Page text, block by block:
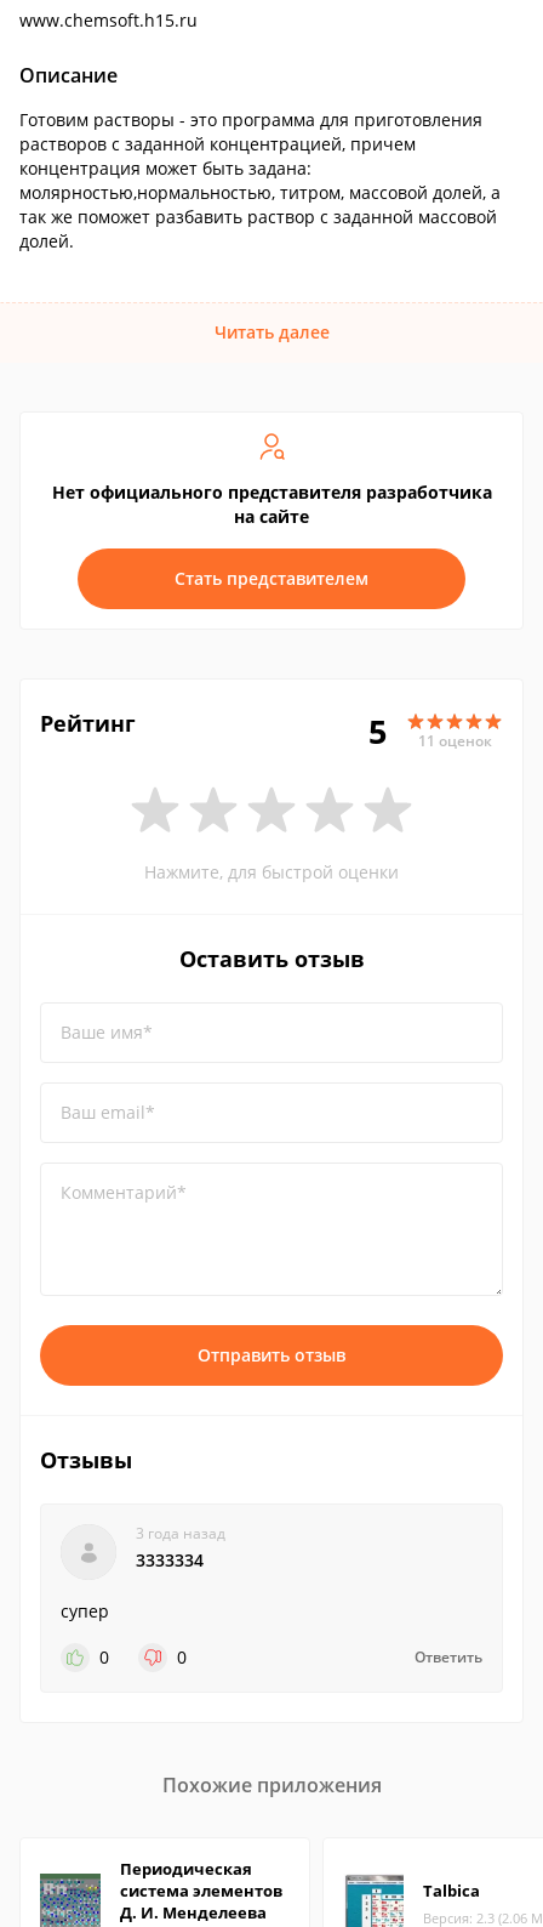
www.chemsoft.h15.ru
Описание
Готовим растворы - это программа для приготовления
растворов с заданной концентрацией, причем
концентрация может быть задана:
молярностью,нормальностью, титром, массовой долей, а
так же поможет разбавить раствор с заданной массовой
долей.
Читать далее
Нет официального представителя разработчика
на сайте
Стать представителем
Рейтинг 5 11 оценок
Нажмите, для быстрой оценки
Оставить отзыв
Ваше имя*
Ваш email*
Комментарий*
Отправить отзыв
Отзывы
3 года назад
3333334
супер
0
0 Ответить
Похожие приложения
Периодическая
система элементов
Д. И. Менделеева
Talbica
Версия: 2.3 (2.06